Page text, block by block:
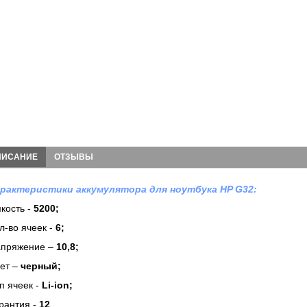
ОТЗЫВЫ
аккумулятора для ноутбука HP G32:
- 5200;
во ячеек - 6;
– 10,8;
– черный;
ячеек - Li-ion;
- 12.